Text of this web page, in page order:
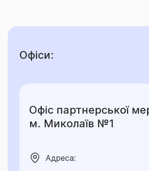
Офіси:
Офіс партнерської
м. Миколаїв №1
Адреса: